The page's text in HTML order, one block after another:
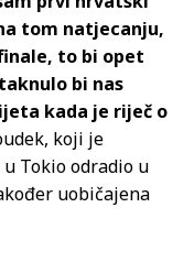
tom natjecanju,
to bi opet
bi nas
kada je riječ o
koji je
Tokio odradio u
uobičajena